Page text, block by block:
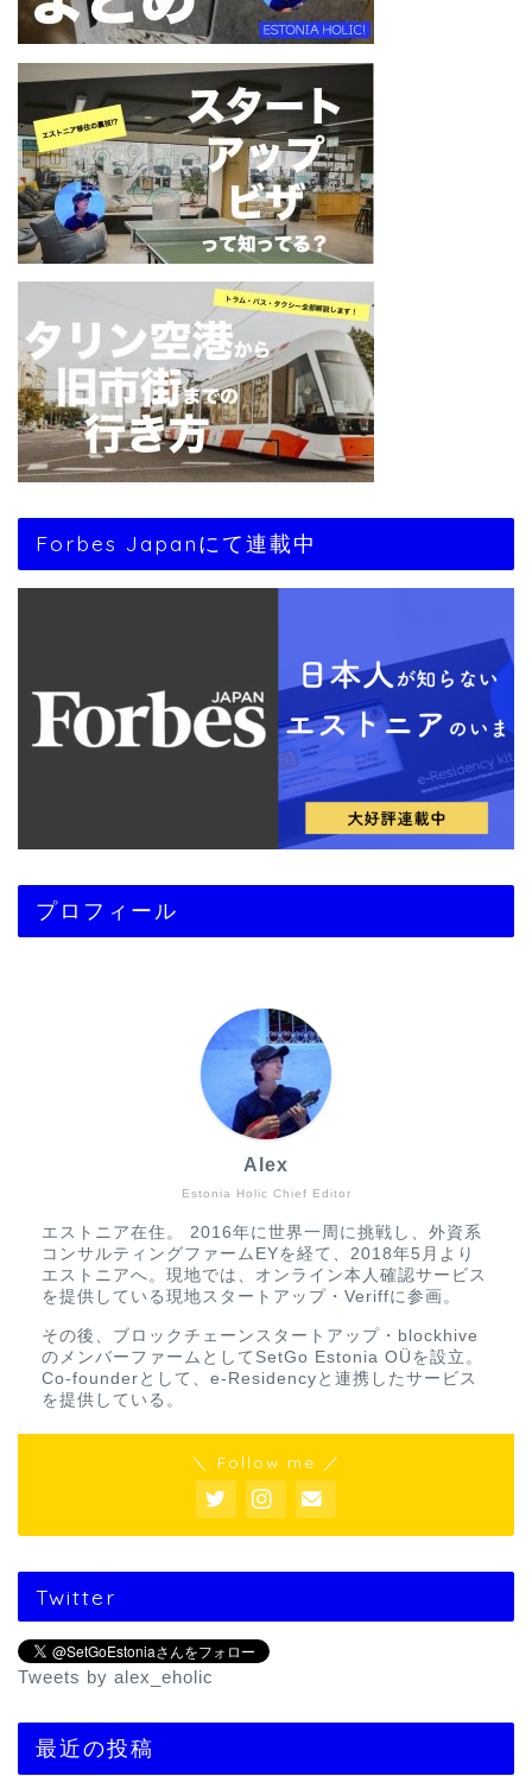
Forbes Japanにて連載中
プロフィール
Estonia Holic Chief Editor
Alex
エストニア在住。 2016年に世界一周に挑戦し、外資系
コンサルティングファームEYを経て、2018年5月より
エストニアへ。現地では、オンライン本人確認サービス
を提供している現地スタートアップ・Veriffに参画。
その後、ブロックチェーンスタートアップ・blockhive
のメンバーファームとしてSetGo Estonia OÜを設立。
Co-founderとして、e-Residencyと連携したサービス
を提供している。
＼ Follow me ／
Twitter
Tweets by alex_eholic
最近の投稿